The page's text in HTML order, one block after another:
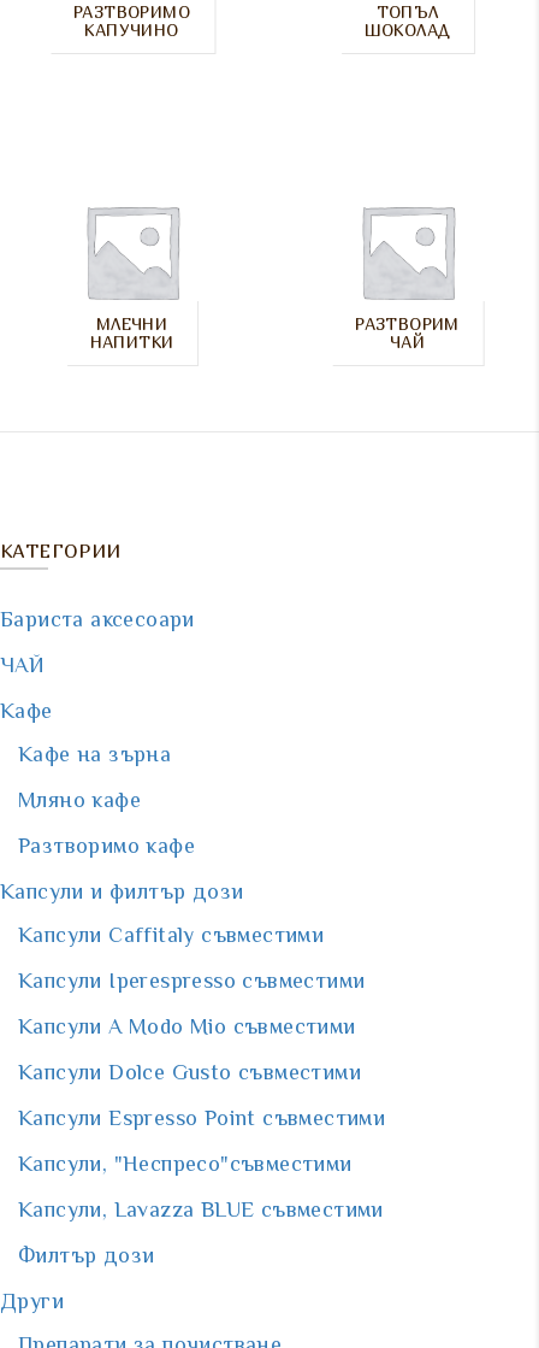
РАЗТВОРИМО
КАПУЧИНО
ТОПЪЛ
ШОКОЛАД
МЛЕЧНИ
НАПИТКИ
РАЗТВОРИМ
ЧАЙ
КАТЕГОРИИ
Бариста аксесоари
ЧАЙ
Кафе
Кафе на зърна
Мляно кафе
Разтворимо кафе
Капсули и филтър дози
Капсули Caffitaly съвместими
Капсули Iperespresso съвместими
Капсули A Мodo Мio съвместими
Капсули Dolce Gusto съвместими
Капсули Espresso Point съвместими
Капсули, "Неспресо"съвместими
Капсули, Lavazza BLUE съвместими
Филтър дози
Други